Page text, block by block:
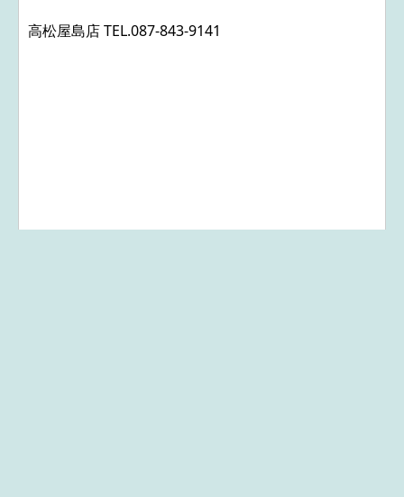
高松屋島店 TEL.087-843-9141